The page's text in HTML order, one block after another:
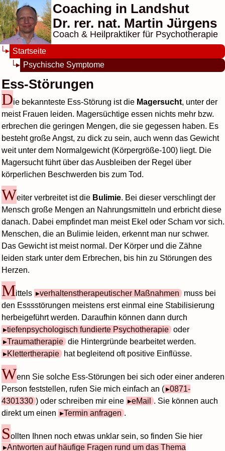
Coaching in Landshut
Dr. rer. nat. Martin Jürgens
Coach & Heilpraktiker für Psychotherapie
Startseite
Psychische Symptome
Ess-Störungen
Die bekannteste Ess-Störung ist die Magersucht, unter der
meist Frauen leiden. Magersüchtige essen nichts mehr bzw.
erbrechen die geringen Mengen, die sie gegessen haben. Es
besteht große Angst, zu dick zu sein, auch wenn das Gewicht
weit unter dem Normalgewicht (Körpergröße-100) liegt. Die
Magersucht führt über das Ausbleiben der Regel über
körperlichen Beschwerden bis zum Tod.
Weiter verbreitet ist die Bulimie. Bei dieser verschlingt der
Mensch große Mengen an Nahrungsmitteln und erbricht diese
danach. Dabei empfindet man meist Ekel oder Scham vor sich.
Menschen, die an Bulimie leiden, erkennt man nur schwer.
Das Gewicht ist meist normal. Der Körper und die Zähne
leiden stark unter dem Erbrechen, bis hin zu Störungen des
Herzen.
Mittels verhaltenstherapeutischer Maßnahmen
muss bei
den Esssstörungen meistens erst einmal eine Stabilisierung
herbeigeführt werden. Daraufhin können dann durch
tiefenpsychologisch fundierte Psychotherapie oder
Traumatherapie die Hintergründe bearbeitet werden.
Klettertherapie
hat begleitend oft positive Einflüsse.
Wenn Sie solche Ess-Störungen bei sich oder einer anderen
Person feststellen, rufen Sie mich einfach an (
0871-
4301330 ) oder schreiben mir eine eMail . Sie können auch
direkt um einen
Termin anfragen .
Sollten Ihnen noch etwas unklar sein, so finden Sie hier
Antworten auf häufige Fragen rund um das Thema